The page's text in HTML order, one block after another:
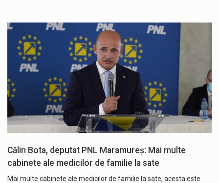
Călin Bota, deputat PNL Maramureș: Mai multe
cabinete ale medicilor de familie la sate
Mai multe cabinete ale medicilor de familie la sate, acesta este